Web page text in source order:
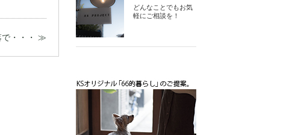
で・・・ ≫
どんなことでもお気
軽にご相談を！